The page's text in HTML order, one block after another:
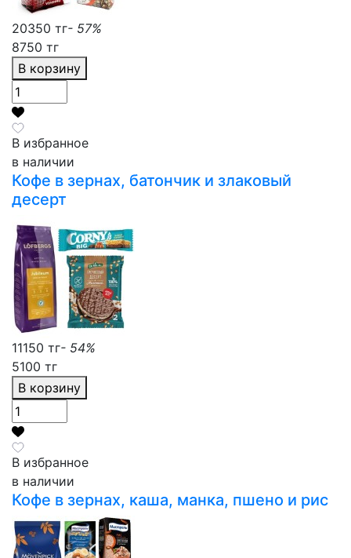
20350 тг- 57%
8750 тг
В корзину
В избранное
в наличии
Кофе в зернах, батончик и злаковый
десерт
11150 тг- 54%
5100 тг
В корзину
В избранное
в наличии
Кофе в зернах, каша, манка, пшено и рис